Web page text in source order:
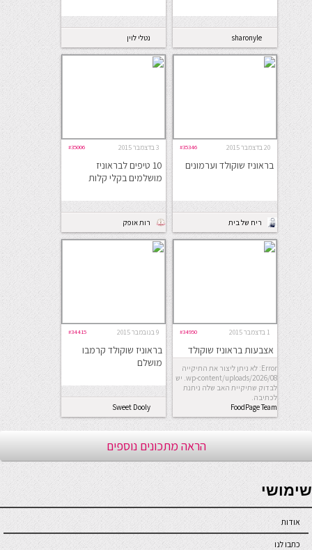
sharonyle נטלי לוין
20 בדצמבר 2015 #35346
בראוניז שוקולד וערמונים
ריח של בית
3 בדצמבר 2015 #35006
10 טיפים לבראוניז
מושלמים בקלי קלות
רות אופק
1 בדצמבר 2015 #34950
אצבעות בראוניז שוקולד
עם קצפת
Error: לא ניתן ליצור את התיקייה
wp-content/uploads/2026/08. יש
לבדוק שתיקיית האב שלה ניתנת
לכתיבה.
FoodPage Team
9 בנובמבר 2015 #34415
בראוניז שוקולד קרמבו
מושלם
Sweet Dooly
הראה מתכונים נוספים
seriöse online casinos österreich
שימושי
אודות
כתבו לנו